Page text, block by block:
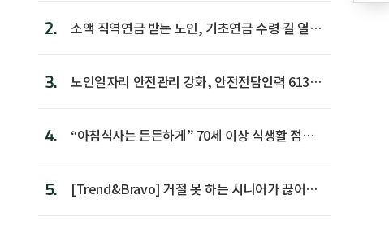
2.
소액 직역연금 받는 노인, 기초연금 수령 길 열린
3.
노인일자리 안전관리 강화, 안전전담인력 613명
4.
“아침식사는 든든하게” 70세 이상 식생활 점수
5.
[Trend&Bravo] 거절 못 하는 시니어가 끊어야